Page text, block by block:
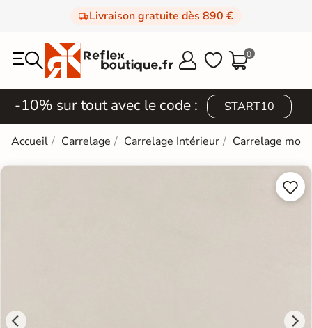
Livraison gratuite dès 890 €
  0
-10% sur tout avec le code : START10
Accueil Carrelage Carrelage Intérieur Carrelage

